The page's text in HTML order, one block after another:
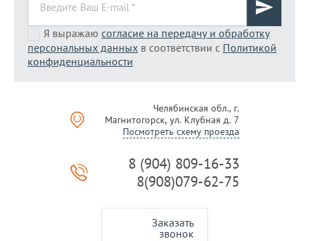
Я выражаю согласие на передачу и обработку
персональных данных в соответствии с Политикой
конфиденциальности
Челябинская обл., г.
Магнитогорск, ул. Клубная д. 7
Посмотреть схему проезда
8 (904) 809-16-33
8(908)079-62-75
Заказать
звонок